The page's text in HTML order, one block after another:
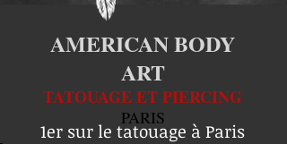
AMERICAN BODY
ART
TATOUAGE ET PIERCING
PARIS
1er sur le tatouage à Paris